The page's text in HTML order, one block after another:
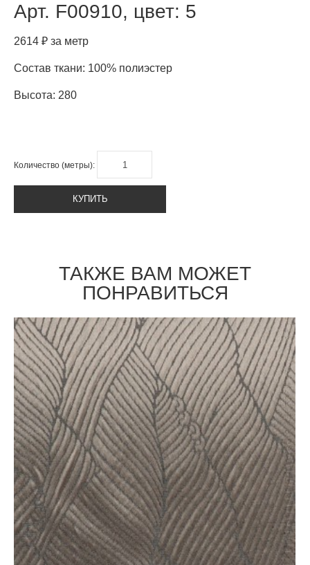
Арт. F00910, цвет: 5
2614 ₽ за метр
Состав ткани: 100% полиэстер
Высота: 280
Количество (метры):
КУПИТЬ
ТАКЖЕ ВАМ МОЖЕТ
ПОНРАВИТЬСЯ